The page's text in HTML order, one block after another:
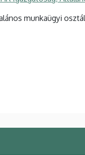
munkaügyi